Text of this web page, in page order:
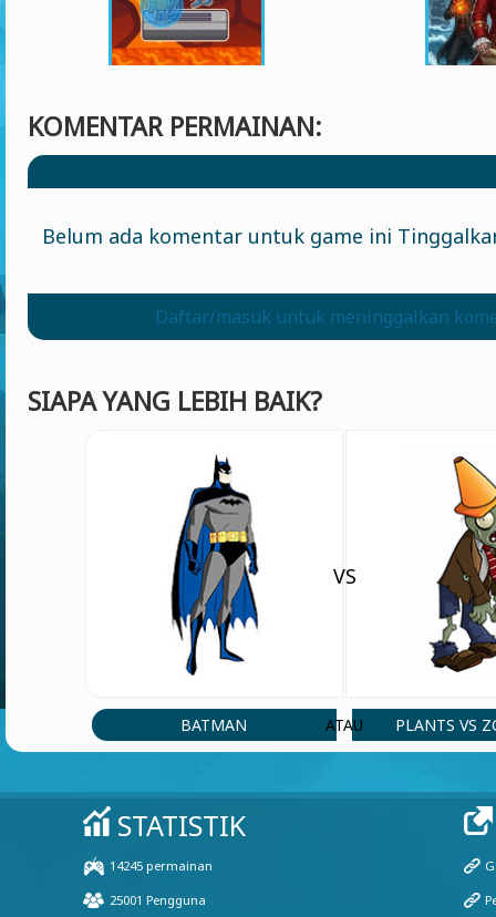
KOMENTAR PERMAINAN:
Belum ada komentar untuk game ini
Daftar/masuk untuk meninggalkan
SIAPA YANG LEBIH BAIK?
BATMAN
VS
ATAU PLANTS VS